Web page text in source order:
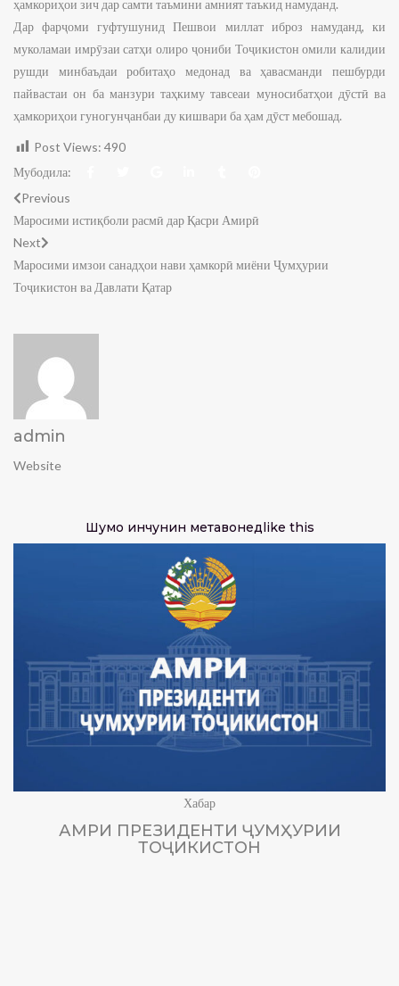
ҳамкориҳои зич дар самти таъмини амният таъкид намуданд.
Дар фарҷоми гуфтушунид Пешвои миллат иброз намуданд, ки
муколамаи имрӯзаи сатҳи олиро ҷониби Тоҷикистон омили калидии
рушди минбаъдаи робитаҳо медонад ва ҳавасманди пешбурди
пайвастаи он ба манзури таҳкиму тавсеаи муносибатҳои дӯстӣ ва
ҳамкориҳои гуногунҷанбаи ду кишвари ба ҳам дӯст мебошад.
Post Views: 490
Мубодила:
Previous
Маросими истиқболи расмӣ дар Қасри Амирӣ
Next
Маросими имзои санадҳои нави ҳамкорӣ миёни Ҷумҳурии
Тоҷикистон ва Давлати Қатар
admin
Website
Шумо инчунин метавонедlike this
Хабар
АМРИ ПРЕЗИДЕНТИ ҶУМҲУРИИ
ТОҶИКИСТОН